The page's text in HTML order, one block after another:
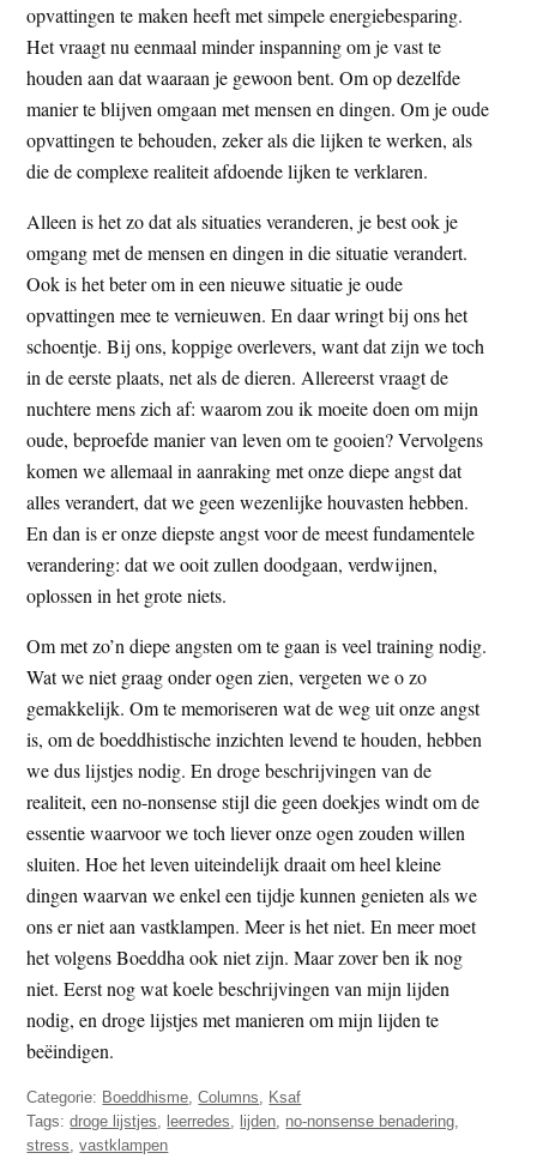
opvattingen te maken heeft met simpele energiebesparing.
Het vraagt nu eenmaal minder inspanning om je vast te
houden aan dat waaraan je gewoon bent. Om op dezelfde
manier te blijven omgaan met mensen en dingen. Om je oude
opvattingen te behouden, zeker als die lijken te werken, als
die de complexe realiteit afdoende lijken te verklaren.
Alleen is het zo dat als situaties veranderen, je best ook je
omgang met de mensen en dingen in die situatie verandert.
Ook is het beter om in een nieuwe situatie je oude
opvattingen mee te vernieuwen. En daar wringt bij ons het
schoentje. Bij ons, koppige overlevers, want dat zijn we toch
in de eerste plaats, net als de dieren. Allereerst vraagt de
nuchtere mens zich af: waarom zou ik moeite doen om mijn
oude, beproefde manier van leven om te gooien? Vervolgens
komen we allemaal in aanraking met onze diepe angst dat
alles verandert, dat we geen wezenlijke houvasten hebben.
En dan is er onze diepste angst voor de meest fundamentele
verandering: dat we ooit zullen doodgaan, verdwijnen,
oplossen in het grote niets.
Om met zo’n diepe angsten om te gaan is veel training nodig.
Wat we niet graag onder ogen zien, vergeten we o zo
gemakkelijk. Om te memoriseren wat de weg uit onze angst
is, om de boeddhistische inzichten levend te houden, hebben
we dus lijstjes nodig. En droge beschrijvingen van de
realiteit, een no-nonsense stijl die geen doekjes windt om de
essentie waarvoor we toch liever onze ogen zouden willen
sluiten. Hoe het leven uiteindelijk draait om heel kleine
dingen waarvan we enkel een tijdje kunnen genieten als we
ons er niet aan vastklampen. Meer is het niet. En meer moet
het volgens Boeddha ook niet zijn. Maar zover ben ik nog
niet. Eerst nog wat koele beschrijvingen van mijn lijden
nodig, en droge lijstjes met manieren om mijn lijden te
beëindigen.
Categorie: Boeddhisme ,Columns
Ksaf
Tags:droge lijstjes leerredes lijden no-nonsense benadering
stress ,vastklampen